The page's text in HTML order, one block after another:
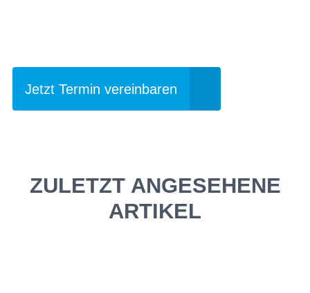
Jetzt Termin vereinbaren
ZULETZT ANGESEHENE
ARTIKEL